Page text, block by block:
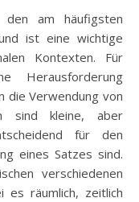
ist eine wichtige
Kontexten. Für
Herausforderung
die Verwendung von
sind kleine, aber
für den
eines Satzes sind.
verschiedenen
es räumlich, zeitlich